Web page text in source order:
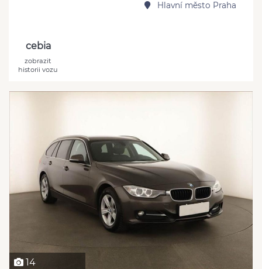
Hlavní město Praha
cebia
zobrazit
historii vozu
14